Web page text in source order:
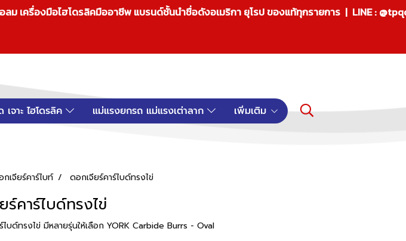
เครื่องมือไฮโดรลิคมืออาชีพ แบรนด์ชั้นนำชื่อดังอเมริกา ยุโรป ของแท้ทุกรายการ | LINE :
จาะ ไฮโดรลิค แม่แรงยกรถ แม่แรงเต่าลาก เพิ่มเติม
เจียร์คาร์ไบท์ ดอกเจียร์คาร์ไบด์ทรงไข่
ร์คาร์ไบด์ทรงไข่
ไบด์ทรงไข่ มีหลายรุ่นให้เลือก YORK Carbide Burrs - Oval